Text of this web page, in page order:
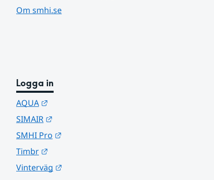
Om smhi.se
Logga in
AQUA
SIMAIR
SMHI Pro
Timbr
Vinterväg